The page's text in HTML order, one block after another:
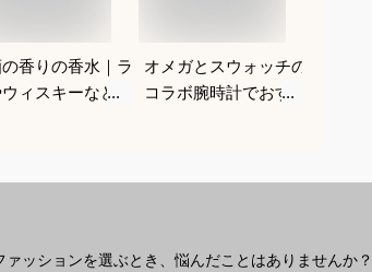
香りの香水｜ラ
ィスキーなどの
オメガとスウォッチの
コラボ腕時計でおすす
ッションを選ぶとき、悩んだことはありませんか？